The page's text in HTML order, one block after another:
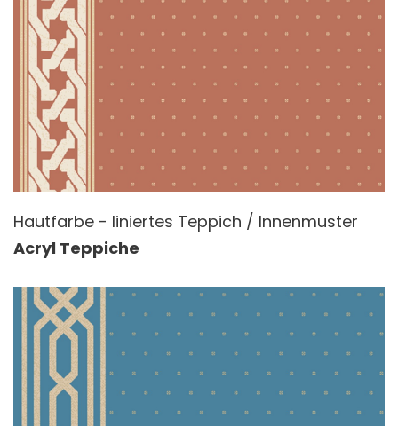
Hautfarbe - liniertes Teppich / Innenmuster
Acryl Teppiche